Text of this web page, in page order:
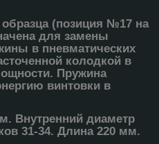
(позиция №17 на
для замены
в пневматических
колодкой в
Пружина
винтовки в
Внутренний диаметр
31-34. Длина 220 мм.